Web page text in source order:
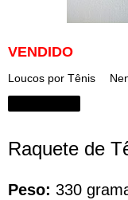
VENDIDO
Loucos por Tênis
Raquete de
Peso: 330